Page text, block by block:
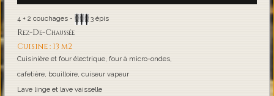
4 + 2 couchages - 3 épis
Rez-De-Chaussée
Cuisine : 13 m2
Cuisinière et four électrique, four à micro-ondes,
cafetière, bouilloire, cuiseur vapeur
Lave linge et lave vaisselle